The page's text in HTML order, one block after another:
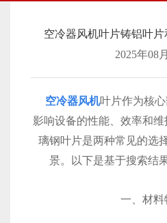
空冷器风机叶片铸铝叶
2025年08
空冷器风机叶片作为核
影响设备的性能、效率和
璃钢叶片是两种常见的选
景。以下是基于搜索结
一、材料